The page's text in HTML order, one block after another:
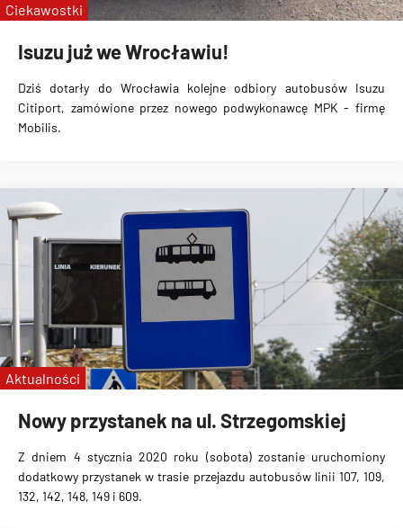
Isuzu już we Wrocławiu!
Dziś dotarły do Wrocławia kolejne odbiory autobusówIsuzu
Citiport, zamówione przez nowego podwykonawcę MPK - firmę
Mobilis.
Ciekawostki
Nowy przystanek na ul. Strzegomskiej
Z dniem 4 stycznia 2020 roku (sobota) zostanie uruchomiony
dodatkowy przystanek w trasie przejazdu autobusów linii 107, 109,
132, 142, 148, 149 i 609.
Aktualności